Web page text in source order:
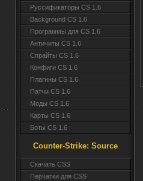
Руссификаторы CS 1.6
Background CS 1.6
Программы для CS 1.6
Античиты CS 1.6
Спрайты CS 1.6
Конфиги CS 1.6
Плагины CS 1.6
Патчи CS 1.6
Моды CS 1.6
Карты CS 1.6
Боты CS 1.6
Counter-Strike: Source
Cкачать CSS
Перчатки для CSS